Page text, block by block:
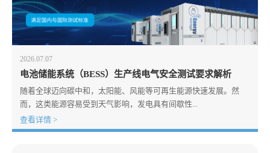
2026.07.07
电池储能系统（BESS）生产线电气安全测试要求解析
随着全球迈向碳中和，太阳能、风能等可再生能源快速发展。然
而，这类能源容易受到天气影响，发电具有间歇性...
查看详情 >